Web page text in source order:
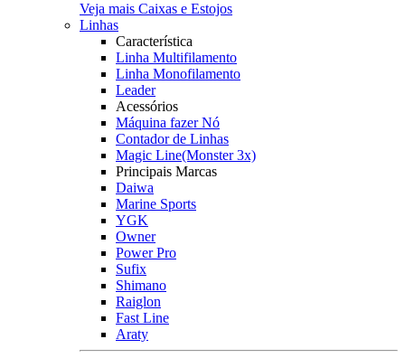
Veja mais Caixas e Estojos
Linhas
Característica
Linha Multifilamento
Linha Monofilamento
Leader
Acessórios
Máquina fazer Nó
Contador de Linhas
Magic Line(Monster 3x)
Principais Marcas
Daiwa
Marine Sports
YGK
Owner
Power Pro
Sufix
Shimano
Raiglon
Fast Line
Araty